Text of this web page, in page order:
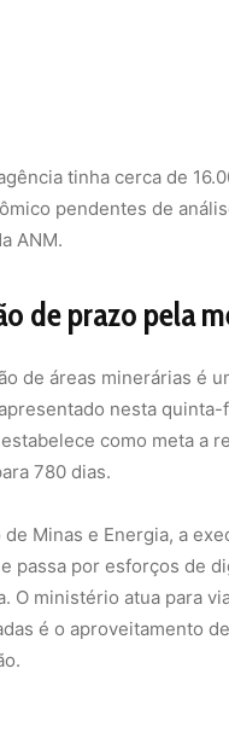
de áreas minerárias é
nesta
como meta a
de Minas e Energia, a
passa por esforços de
O ministério atua para
é o aproveitamento